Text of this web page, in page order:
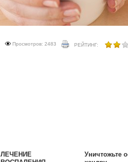
Просмотров: 2483 РЕЙТИНГ:
ЛЕЧЕНИЕ
Уничтожьте